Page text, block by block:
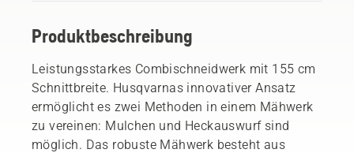
Produktbeschreibung
Leistungsstarkes Combischneidwerk mit 155 cm
Schnittbreite. Husqvarnas innovativer Ansatz
ermöglicht es zwei Methoden in einem Mähwerk
zu vereinen: Mulchen und Heckauswurf sind
möglich. Das robuste Mähwerk besteht aus